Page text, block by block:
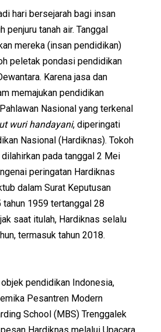
hari bersejarah bagi insan
penjuru tanah air. Tanggal
mereka (insan pendidikan)
peletak pondasi pendidikan
Karena jasa dan
memajukan pendidikan
Nasional yang terkenal
wuri handayani, diperingati
Nasional (Hardiknas). Tokoh
pada tanggal 2 Mei
peringatan Hardiknas
dalam Surat Keputusan
1959 tertanggal 28
saat itulah, Hardiknas selalu
termasuk tahun 2018.
pendidikan Indonesia,
Pesantren Modern
School (MBS) Trenggalek